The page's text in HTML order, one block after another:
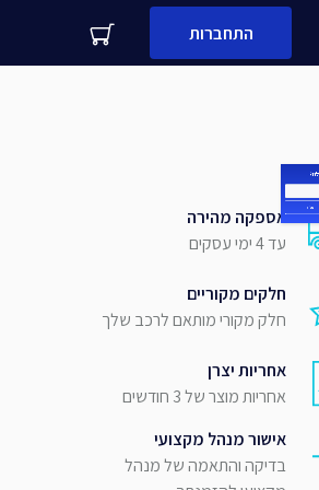
התחברות
מספר נייד
שלח
אספקה מהירה
עד 4 ימי עסקים
חלקים מקוריים
חלק מקורי מותאם לרכב שלך
אחריות יצרן
אחריות מוצר של 3 חודשים
אישור מנהל מקצועי
בדיקה והתאמה של מנהל